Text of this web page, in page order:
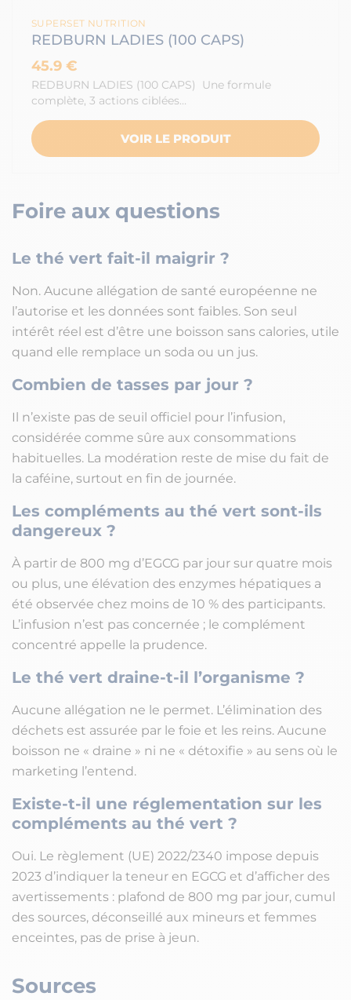
SUPERSET NUTRITION
REDBURN LADIES (100 CAPS)
45.9 €
REDBURN LADIES (100 CAPS) Une formule
complète, 3 actions ciblées…
VOIR LE PRODUIT
Foire aux questions
Le thé vert fait-il maigrir ?
Non. Aucune allégation de santé européenne ne
l’autorise et les données sont faibles. Son seul
intérêt réel est d’être une boisson sans calories, utile
quand elle remplace un soda ou un jus.
Combien de tasses par jour ?
Il n’existe pas de seuil officiel pour l’infusion,
considérée comme sûre aux consommations
habituelles. La modération reste de mise du fait de
la caféine, surtout en fin de journée.
Les compléments au thé vert sont-ils
dangereux ?
À partir de 800 mg d’EGCG par jour sur quatre mois
ou plus, une élévation des enzymes hépatiques a
été observée chez moins de 10 % des participants.
L’infusion n’est pas concernée ; le complément
concentré appelle la prudence.
Le thé vert draine-t-il l’organisme ?
Aucune allégation ne le permet. L’élimination des
déchets est assurée par le foie et les reins. Aucune
boisson ne « draine » ni ne « détoxifie » au sens où le
marketing l’entend.
Existe-t-il une réglementation sur les
compléments au thé vert ?
Oui. Le règlement (UE) 2022/2340 impose depuis
2023 d’indiquer la teneur en EGCG et d’afficher des
avertissements : plafond de 800 mg par jour, cumul
des sources, déconseillé aux mineurs et femmes
enceintes, pas de prise à jeun.
Sources